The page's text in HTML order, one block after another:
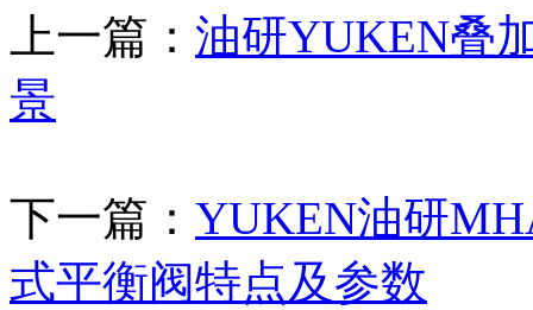
上一篇： 油研YUKEN叠
景
下一篇： YUKEN油研
式平衡阀特点及参数